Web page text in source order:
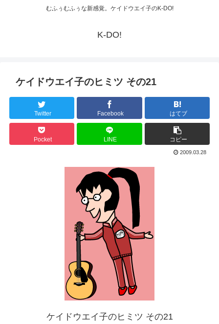
むふぅむふぅな新感覚。ケイドウエイ子のK-DO!
K-DO!
ケイドウエイ子のヒミツ その21
Twitter Facebook はてブ
Pocket LINE コピー
2009.03.28
ケイドウエイ子のヒミツ その21